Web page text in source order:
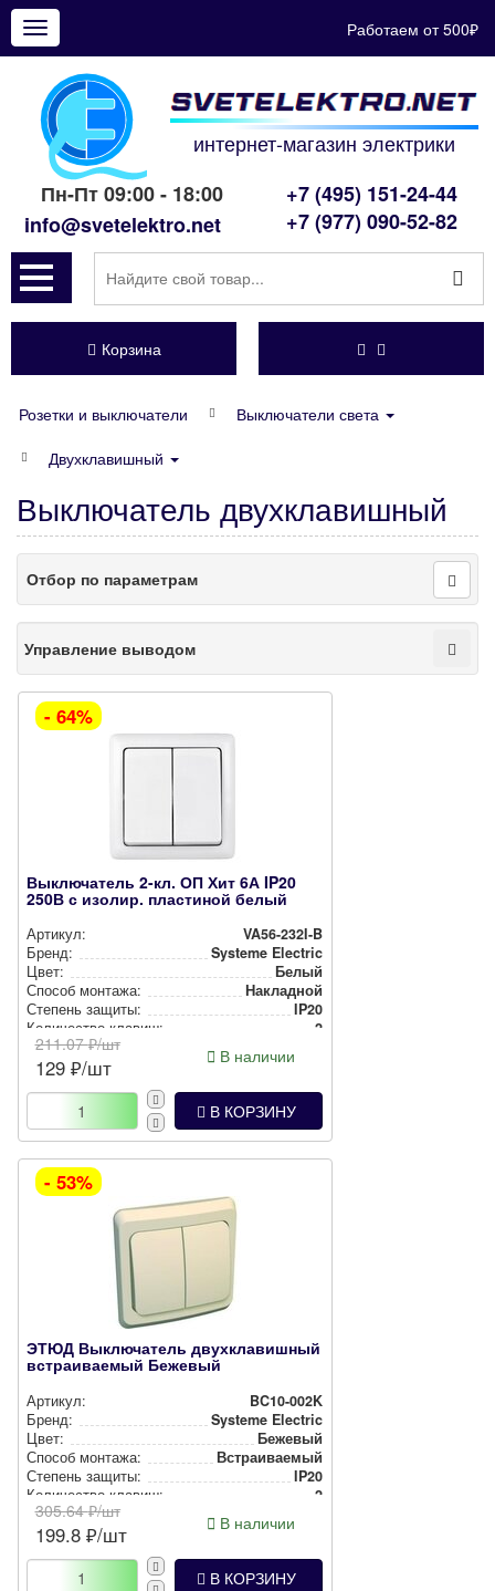
Показать
меню
Работаем от 500₽
интернет-магазин электрики
Пн-Пт 09:00 - 18:00
info@svetelektro.net
+7 (495) 151-24-44
+7 (977) 090-52-82
Корзина
Розетки и выключатели
Выключатели света
Двухклавишный
Выключатель двухклавишный
Отбор по параметрам
Управление выводом
- 64%
Выключатель 2-кл. ОП Хит 6А IP20
250В с изолир. пластиной белый
Артикул:
VA56-232I-B
Бренд:
Systeme Electric
Цвет:
Белый
Способ монтажа:
Накладной
Степень защиты:
IP20
Количество клавиш:
2
211.07₽/шт
129 ₽/шт В наличии
В КОРЗИНУ
- 53%
ЭТЮД Выключатель двухклавишный
встраиваемый Бежевый
Артикул:
BC10-002K
Бренд:
Systeme Electric
Цвет:
Бежевый
Способ монтажа:
Встра­ива­емый
Степень защиты:
IP20
Количество клавиш:
2
305.64₽/шт
199.8 ₽/шт В наличии
В КОРЗИНУ